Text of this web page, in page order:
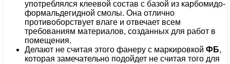
употреблялся клеевой состав с базой из карбомидо-
формальдегидной смолы. Она отлично
противоборствует влаге и отвечает всем
требованиям материалов, созданных для работ в
помещения.
Делают не считая этого фанеру с маркировкой ФБ,
которая замечательно подойдет не считая того для